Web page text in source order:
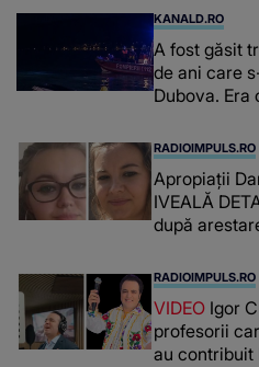
mea...”
KANALD.RO
A fost găsit
de ani care
Dubova. Era
RADIOIMPULS.RO
Apropiații
IVEALĂ
după
românca
lada unui
reușit să fac
RADIOIMPULS.RO
VIDEO Igor
profesorii
au contribuit